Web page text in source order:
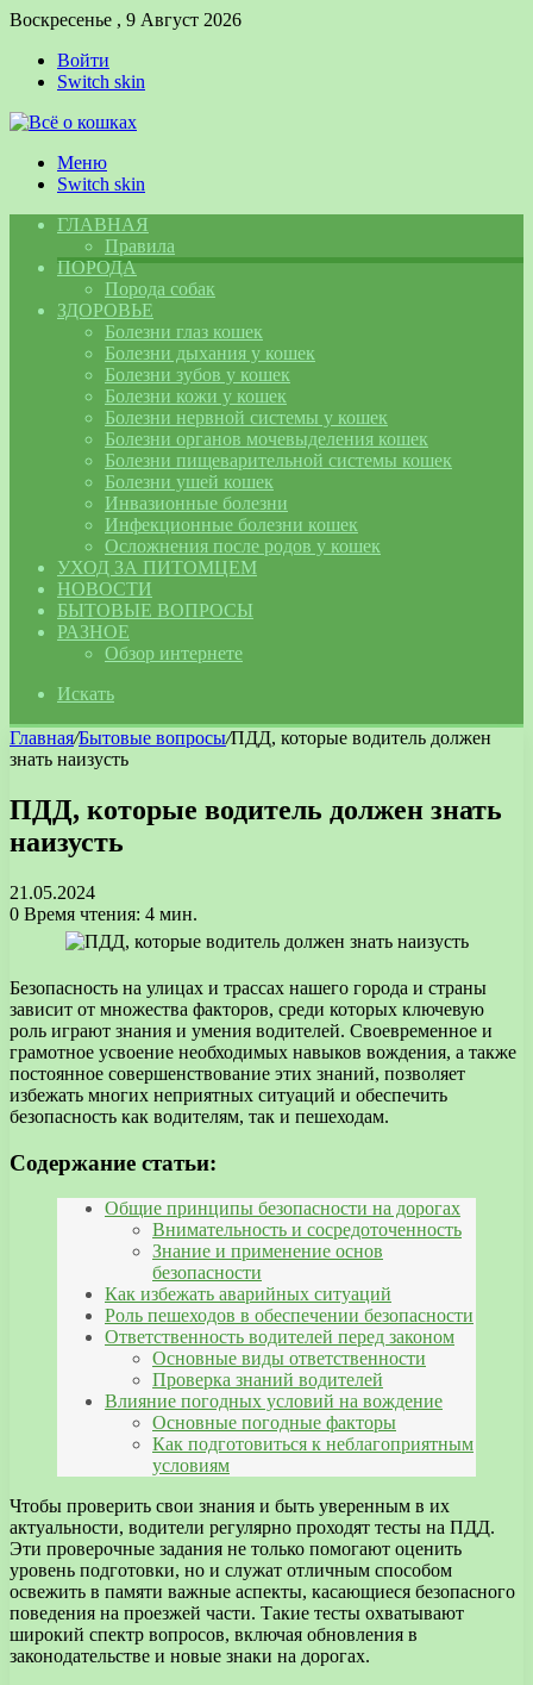
Воскресенье , 9 Август 2026
Войти
Switch skin
Меню
Switch skin
ГЛАВНАЯ
Правила
ПОРОДА
Порода собак
ЗДОРОВЬЕ
Болезни глаз кошек
Болезни дыхания у кошек
Болезни зубов у кошек
Болезни кожи у кошек
Болезни нервной системы у кошек
Болезни органов мочевыделения кошек
Болезни пищеварительной системы кошек
Болезни ушей кошек
Инвазионные болезни
Инфекционные болезни кошек
Осложнения после родов у кошек
УХОД ЗА ПИТОМЦЕМ
НОВОСТИ
БЫТОВЫЕ ВОПРОСЫ
РАЗНОЕ
Обзор интернете
Искать
Главная/Бытовые вопросы/ПДД, которые водитель должен
знать наизусть
ПДД, которые водитель должен знать
наизусть
21.05.2024
0 Время чтения: 4 мин.
Безопасность на улицах и трассах нашего города и страны
зависит от множества факторов, среди которых ключевую
роль играют знания и умения водителей. Своевременное и
грамотное усвоение необходимых навыков вождения, а также
постоянное совершенствование этих знаний, позволяет
избежать многих неприятных ситуаций и обеспечить
безопасность как водителям, так и пешеходам.
Содержание статьи:
Общие принципы безопасности на дорогах
Внимательность и сосредоточенность
Знание и применение основ
безопасности
Как избежать аварийных ситуаций
Роль пешеходов в обеспечении безопасности
Ответственность водителей перед законом
Основные виды ответственности
Проверка знаний водителей
Влияние погодных условий на вождение
Основные погодные факторы
Как подготовиться к неблагоприятным
условиям
Чтобы проверить свои знания и быть уверенным в их
актуальности, водители регулярно проходят тесты на ПДД.
Эти проверочные задания не только помогают оценить
уровень подготовки, но и служат отличным способом
освежить в памяти важные аспекты, касающиеся безопасного
поведения на проезжей части. Такие тесты охватывают
широкий спектр вопросов, включая обновления в
законодательстве и новые знаки на дорогах.